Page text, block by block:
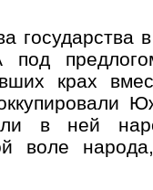
государства
крах
в ней
воле